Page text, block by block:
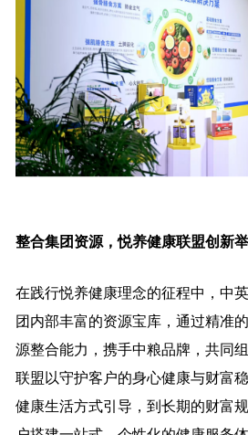
整合集团资源，悦养健康联盟创新
在践行悦养健康理念的征程中，中
团内部丰富的资源宝库，通过精准
源整合能力，携手中粮品牌，共同
联盟以守护客户的身心健康与财富
健康生活方式引导，到长期的财富